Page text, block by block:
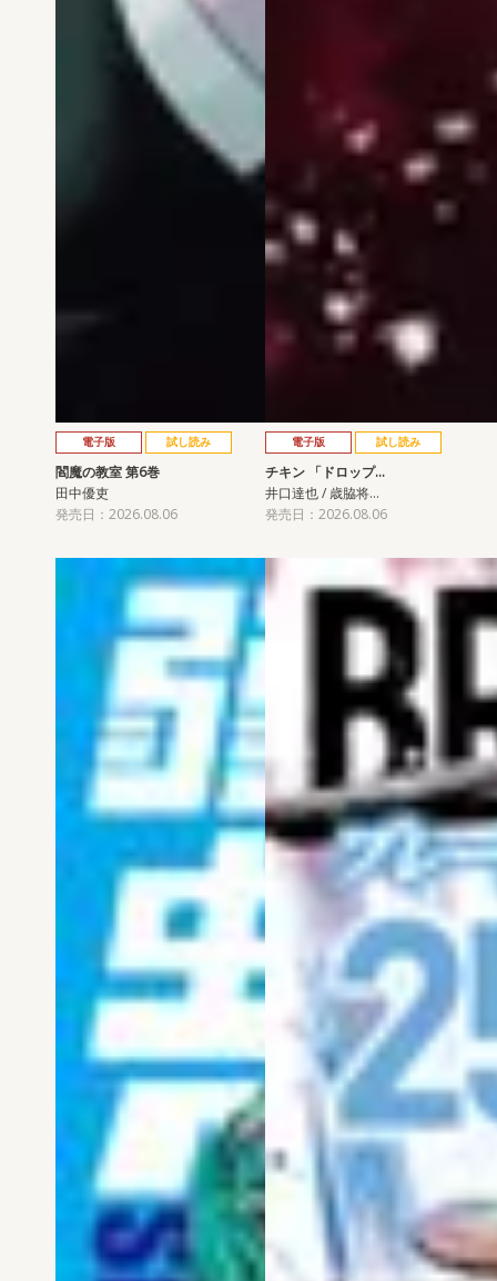
電子版 試し読み
閻魔の教室 第6巻
田中優吏
発売日：2026.08.06
電子版 試し読み
チキン 「ドロップ…
井口達也 / 歳脇将…
発売日：2026.08.06